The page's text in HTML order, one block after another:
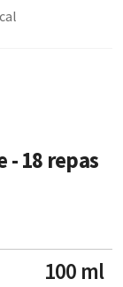
- 18 repas
100 ml